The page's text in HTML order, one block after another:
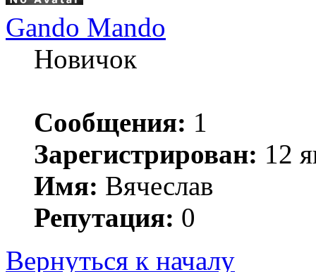
Gando Mando
Новичок
Сообщения: 1
Зарегистрирован: 12
Имя: Вячеслав
Репутация: 0
Вернуться к началу